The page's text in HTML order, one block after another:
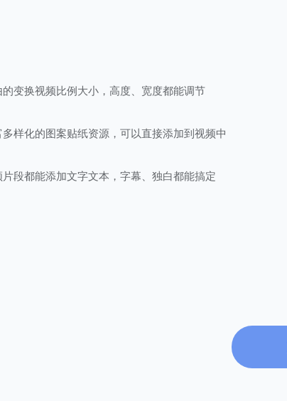
变换视频比例大小，高度、宽度都能调节
样化的图案贴纸资源，可以直接添加到视频中
段都能添加文字文本，字幕、独白都能搞定